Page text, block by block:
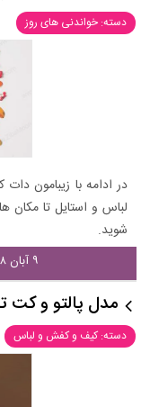
دسته: خواندنی های روز
در ادامه با زیبامون دات
لباس و استایل تا مکان
شوید.
۹ آبان ۱۳۹۸ - ۱۳:۴۶
مدل پالتو و کت ترند
دسته: کیف و کفش و لباس